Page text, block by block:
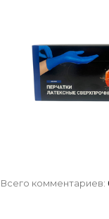
Всего комментариев: